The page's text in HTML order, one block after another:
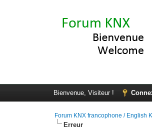
Bienvenue, Visiteur !
Forum KNX francophone / English
Erreur